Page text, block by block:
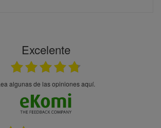
Excelente
Lea algunas de las opiniones aquí.